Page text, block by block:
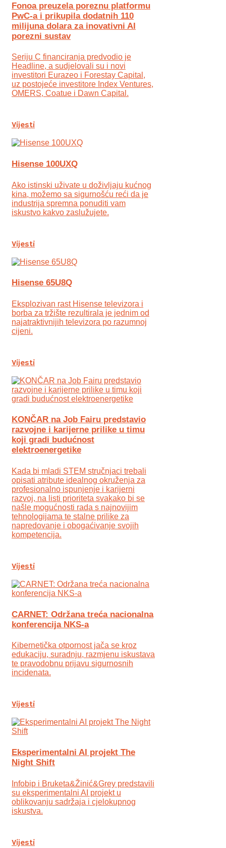
Fonoa preuzela poreznu platformu
PwC-a i prikupila dodatnih 110
milijuna dolara za inovativni AI
porezni sustav
Seriju C financiranja predvodio je
Headline, a sudjelovali su i novi
investitori Eurazeo i Forestay Capital,
uz postojeće investitore Index Ventures,
OMERS, Coatue i Dawn Capital.
Vijesti
Hisense 100UXQ
Ako istinski uživate u doživljaju kućnog
kina, možemo sa sigurnošću reći da je
industrija spremna ponuditi vam
iskustvo kakvo zaslužujete.
Vijesti
Hisense 65U8Q
Eksplozivan rast Hisense televizora i
borba za tržište rezultirala je jednim od
najatraktivnijih televizora po razumnoj
cijeni.
Vijesti
KONČAR na Job Fairu predstavio
razvojne i karijerne prilike u timu
koji gradi budućnost
elektroenergetike
Kada bi mladi STEM stručnjaci trebali
opisati atribute idealnog okruženja za
profesionalno ispunjenje i karijerni
razvoj, na listi prioriteta svakako bi se
našle mogućnosti rada s najnovijim
tehnologijama te stalne prilike za
napredovanje i obogaćivanje svojih
kompetencija.
Vijesti
CARNET: Održana treća nacionalna
konferencija NKS-a
Kibernetička otpornost jača se kroz
edukaciju, suradnju, razmjenu iskustava
te pravodobnu prijavu sigurnosnih
incidenata.
Vijesti
Eksperimentalni AI projekt The
Night Shift
Infobip i Bruketa&Žinić&Grey predstavili
su eksperimentalni AI projekt u
oblikovanju sadržaja i cjelokupnog
iskustva.
Vijesti